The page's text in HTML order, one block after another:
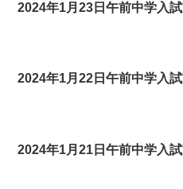
2024年1月23日午前中学入試
2024年1月22日午前中学入試
2024年1月21日午前中学入試